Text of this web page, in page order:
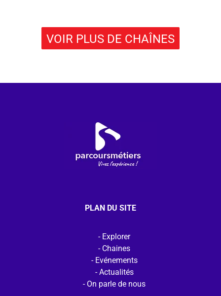
VOIR PLUS DE CHAÎNES
PLAN DU SITE
Explorer
Chaines
Evénements
Actualités
On parle de nous